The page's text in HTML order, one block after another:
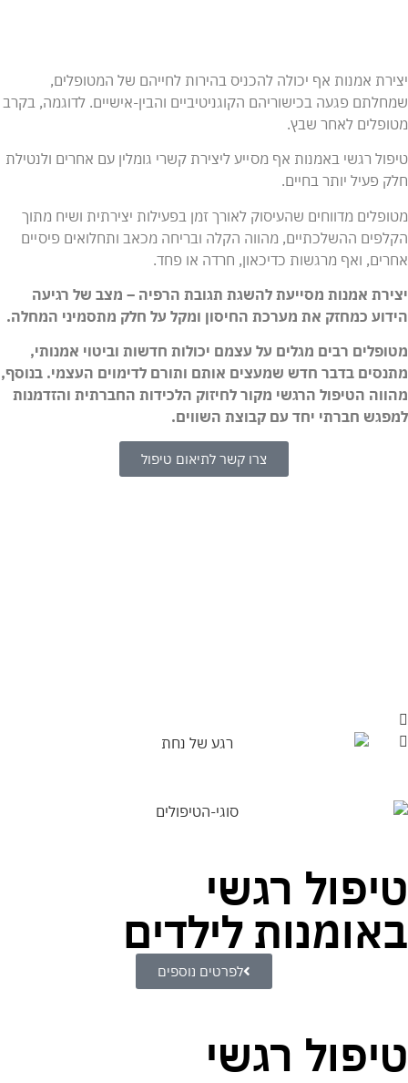
יצירת אמנות אף יכולה להכניס בהירות לחייהם של המטופלים,
שמחלתם פגעה בכישוריהם הקוגניטיביים והבין-אישיים. לדוגמה, בקרב
מטופלים לאחר שבץ.
טיפול רגשי באמנות אף מסייע ליצירת קשרי גומלין עם אחרים ולנטילת
חלק פעיל יותר בחיים.
מטופלים מדווחים שהעיסוק לאורך זמן בפעילות יצירתית ושיח מתוך
הקלפים ההשלכתיים, מהווה הקלה ובריחה מכאב ותחלואים פיסיים
אחרים, ואף מרגשות כדיכאון, חרדה או פחד.
יצירת אמנות מסייעת להשגת תגובת הרפיה – מצב של רגיעה
הידוע כמחזק את מערכת החיסון ומקל על חלק מתסמיני המחלה.
מטופלים רבים מגלים על עצמם יכולות חדשות וביטוי אמנותי,
מתנסים בדבר חדש שמעצים אותם ותורם לדימוים העצמי. בנוסף,
מהווה הטיפול הרגשי מקור לחיזוק הלכידות החברתית והזדמנות
למפגש חברתי יחד עם קבוצת השווים.
צרו קשר לתיאום טיפול
טיפול רגשי
באומנות לילדים
לפרטים נוספים
טיפול רגשי